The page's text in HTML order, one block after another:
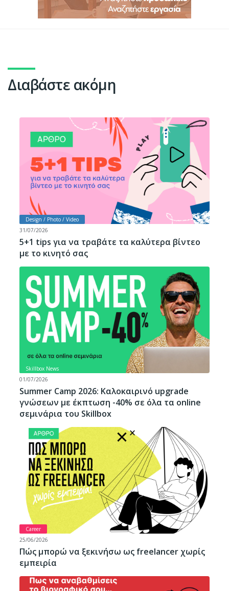
Διαβάστε ακόμη
Design / Photo / Video
31/07/2026
5+1 tips για να τραβάτε τα καλύτερα βίντεο
με το κινητό σας
Skillbox News
01/07/2026
Summer Camp 2026: Καλοκαιρινό upgrade
γνώσεων με έκπτωση -40% σε όλα τα online
σεμινάρια του Skillbox
Career
25/06/2026
Πώς μπορώ να ξεκινήσω ως freelancer χωρίς
εμπειρία